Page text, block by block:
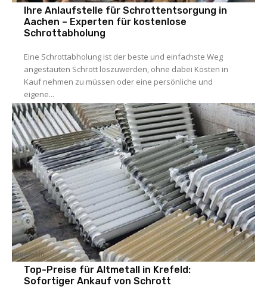
Ihre Anlaufstelle für Schrottentsorgung in
Aachen – Experten für kostenlose
Schrottabholung
Eine Schrottabholung ist der beste und einfachste Weg
angestauten Schrott loszuwerden, ohne dabei Kosten in
Kauf nehmen zu müssen oder eine persönliche und
eigene...
Allgemein
Top-Preise für Altmetall in Krefeld:
Sofortiger Ankauf von Schrott